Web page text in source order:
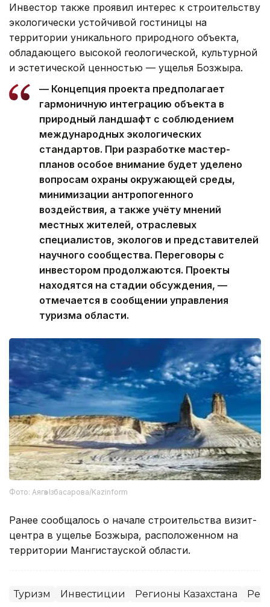
Инвестор также проявил интерес к строительству
экологически устойчивой гостиницы на
территории уникального природного объекта,
обладающего высокой геологической, культурной
и эстетической ценностью — ущелья Бозжыра.
— Концепция проекта предполагает
гармоничную интеграцию объекта в
природный ландшафт с соблюдением
международных экологических
стандартов. При разработке мастер-
планов особое внимание будет уделено
вопросам охраны окружающей среды,
минимизации антропогенного
воздействия, а также учёту мнений
местных жителей, отраслевых
специалистов, экологов и представителей
научного сообщества. Переговоры с
инвестором продолжаются. Проекты
находятся на стадии обсуждения, —
отмечается в сообщении управления
туризма области.
Фото: Аягөз Ізбасарова/Kazinform
Ранее сообщалось о начале строительства визит-
центра в ущелье Бозжыра, расположенном на
территории Мангистауской области.
Туризм Инвестиции Регионы Казахстана